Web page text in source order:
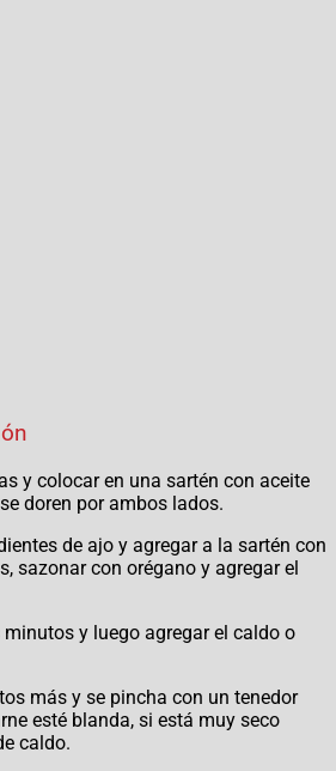
y colocar en una sartén con aceite
doren por ambos lados.
de ajo y agregar a la sartén con
sazonar con orégano y agregar el
y luego agregar el caldo o
más y se pincha con un tenedor
esté blanda, si está muy seco
caldo.